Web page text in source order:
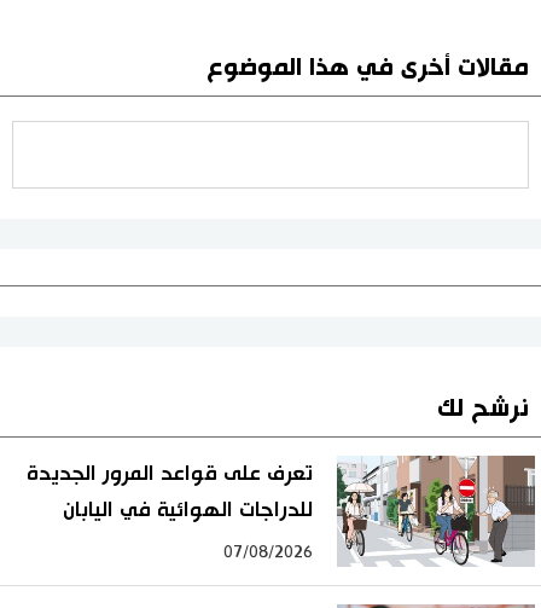
مقالات أخرى في هذا الموضوع
نرشح لك
تعرف على قواعد المرور الجديدة
للدراجات الهوائية في اليابان
07/08/2026